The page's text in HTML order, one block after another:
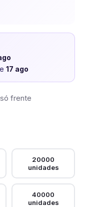
e 17 ago
frente
20000
unidades
40000
unidades